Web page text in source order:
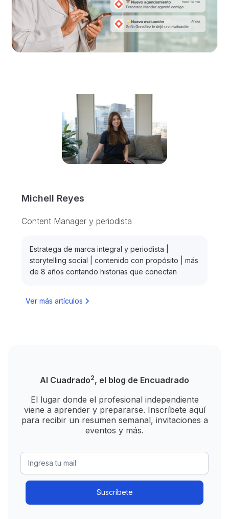
Michell Reyes
Content Manager y periodista
Estratega de marca integral y periodista |
storytelling social | contenido con propósito | más
de 8 años contando historias que conectan
Ver más artículos
Al Cuadrado2, el blog de Encuadrado
El lugar donde el profesional independiente
viene a aprender y prepararse. Inscríbete aquí
para recibir un resumen semanal, invitaciones a
eventos y más.